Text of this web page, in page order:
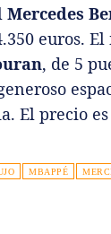
Mercedes
euros.
, de 5
El precio es
MBAPPÉ